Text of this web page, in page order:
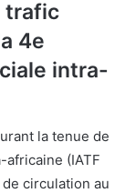
trafic
4e
intra-
la tenue de
(IATF
circulation au